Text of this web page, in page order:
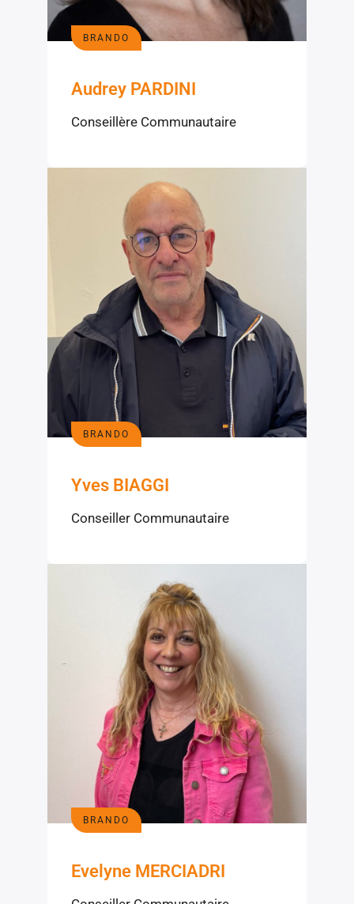
BRANDO
Audrey PARDINI
Conseillère Communautaire
BRANDO
Yves BIAGGI
Conseiller Communautaire
BRANDO
Evelyne MERCIADRI